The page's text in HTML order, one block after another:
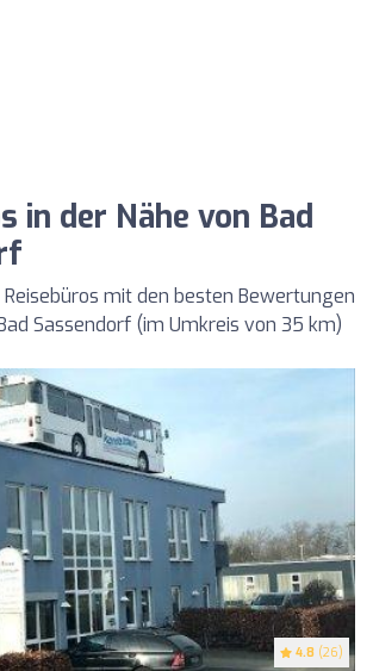
in der Nähe von Bad
mit den besten Bewertungen
Sassendorf (im Umkreis von 35 km)
4.8 (26)